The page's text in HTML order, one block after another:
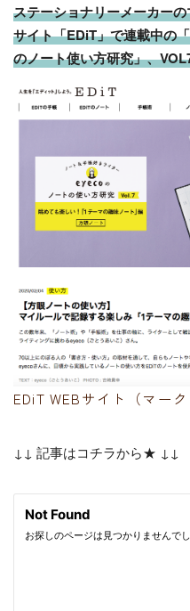
ステーショナリーメーカー
サイト「EDiT」で連載中の
のノート使い方研究」、
EDiT WEBサイト（マー
↓↓ 記事はコチラから★ ↓↓